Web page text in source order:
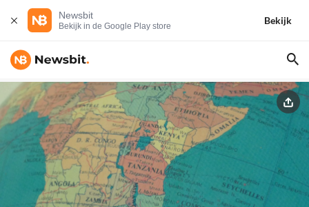
Newsbit
Bekijk in de Google Play store
Bekijk